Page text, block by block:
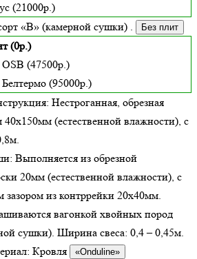
(21000р.)
«В» (камерной сушки) . Без плит
(0р.)
(47500р.)
(95000р.)
Нестроганная, обрезная
40х150мм (естественной влажности), с
Выполняется из обрезной
20мм (естественной влажности), с
из контррейки 20х40мм.
вагонкой хвойных пород
сушки). Ширина свеса: 0,4 – 0,45м.
Кровля «Onduline»